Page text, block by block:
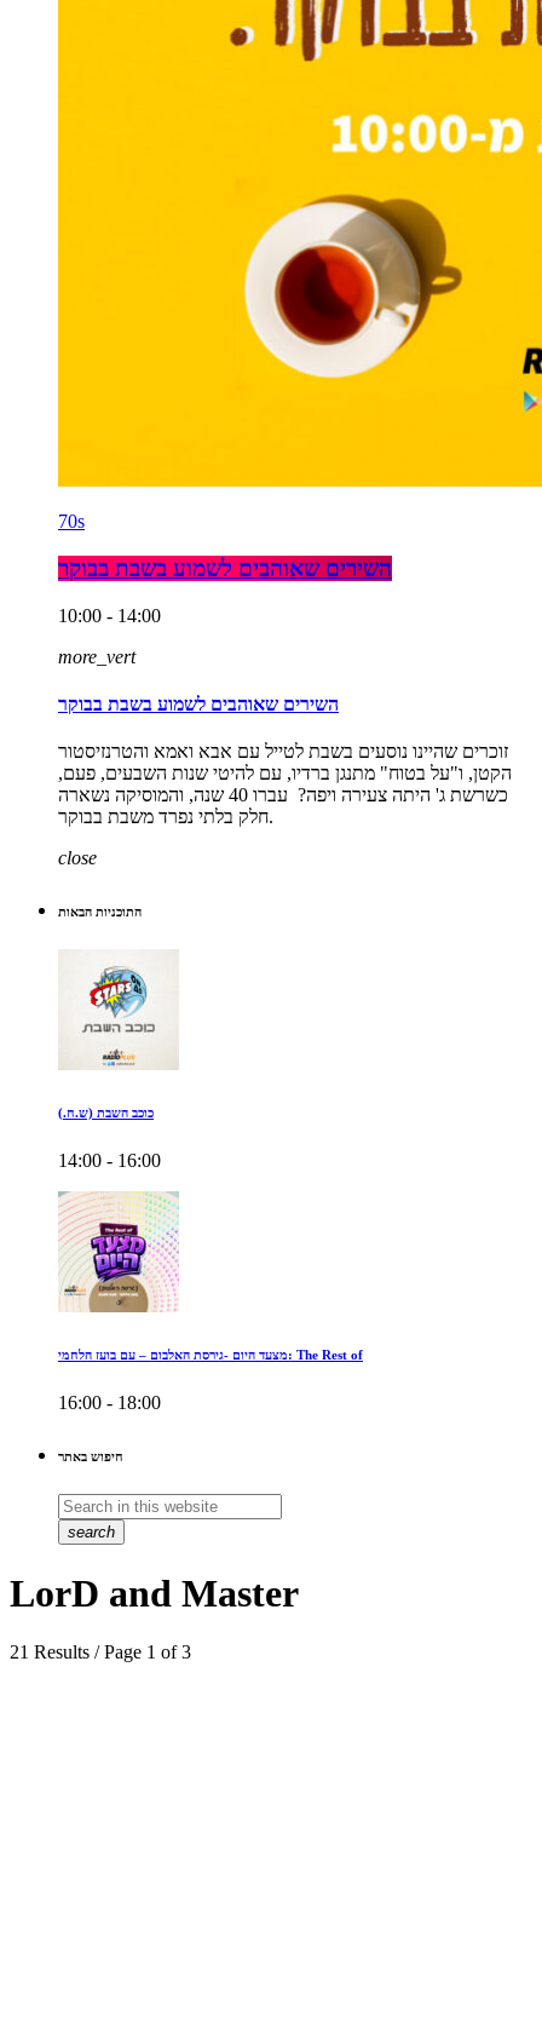
70s
השירים שאוהבים לשמוע בשבת בבוקר
10:00 - 14:00
more_vert
השירים שאוהבים לשמוע בשבת בבוקר
זוכרים שהיינו נוסעים בשבת לטייל עם אבא ואמא והטרנזיסטור
הקטן, ו"על בטוח" מתנגן ברדיו, עם להיטי שנות השבעים, פעם,
כשרשת ג' היתה צעירה ויפה? עברו 40 שנה, והמוסיקה נשארה
חלק בלתי נפרד משבת בבוקר.
close
התוכניות הבאות
כוכב השבת (ש.ח.)
14:00 - 16:00
מצעד היום -גירסת האלבום – עם בועז הלחמי: The Rest of
16:00 - 18:00
חיפוש באתר
search
LorD and Master
21 Results / Page 1 of 3